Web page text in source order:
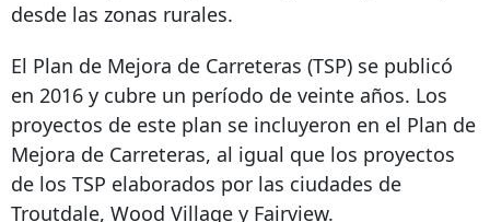
desde las zonas rurales.
El Plan de Mejora de Carreteras (TSP) se publicó
en 2016 y cubre un período de veinte años. Los
proyectos de este plan se incluyeron en el Plan de
Mejora de Carreteras, al igual que los proyectos
de los TSP elaborados por las ciudades de
Troutdale, Wood Village y Fairview.